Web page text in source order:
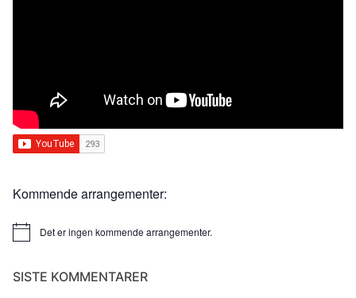
Kommende arrangementer:
MerknadDet er ingen kommende arrangementer.
SISTE KOMMENTARER